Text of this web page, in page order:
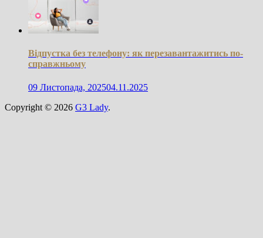
Відпустка без телефону: як перезавантажитись по-
справжньому
09 Листопада, 202504.11.2025
Copyright © 2026 G3 Lady.